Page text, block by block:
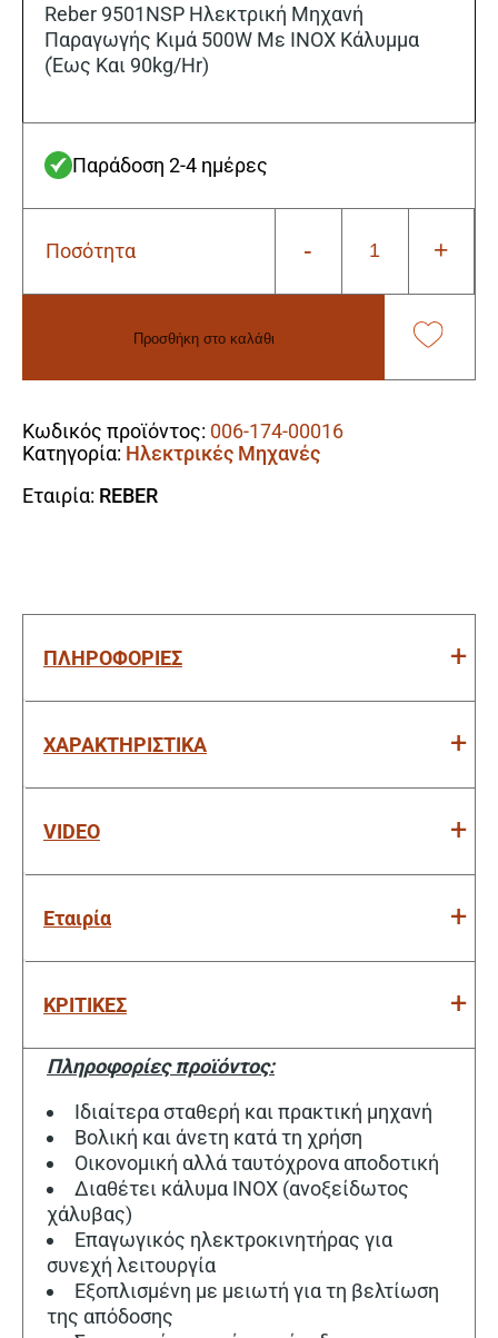
Reber 9501NSP Ηλεκτρική Μηχανή
Παραγωγής Κιμά 500W Με INOX Κάλυμμα
(Έως Και 90kg/Hr)
Παράδοση 2-4 ημέρες
Ποσότητα -
Reber
INOX
Κάλυμμα
(Έως
Και
+
Προσθήκη στο καλάθι
Κωδικός προϊόντος: 006-174-00016
Κατηγορία: Ηλεκτρικές Μηχανές
Εταιρία: REBER
ΠΛΗΡΟΦΟΡΙΕΣ
ΧΑΡΑΚΤΗΡΙΣΤΙΚΑ
VIDEO
Εταιρία
ΚΡΙΤΙΚΕΣ
Πληροφορίες προϊόντος:
Ιδιαίτερα σταθερή και πρακτική μηχανή
Βολική και άνετη κατά τη χρήση
Οικονομική αλλά ταυτόχρονα αποδοτική
Διαθέτει κάλυμα INOX (ανοξείδωτος
χάλυβας)
Επαγωγικός ηλεκτροκινητήρας για
συνεχή λειτουργία
Εξοπλισμένη με μειωτή για τη βελτίωση
της απόδοσης